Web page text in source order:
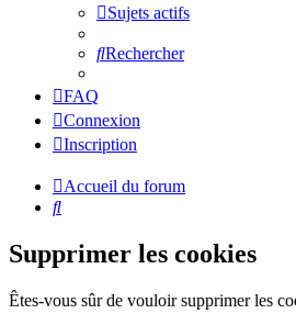
Sujets actifs
Rechercher
FAQ
Connexion
Inscription
Accueil du forum
Rechercher
Supprimer les cookies
Êtes-vous sûr de vouloir supprimer les